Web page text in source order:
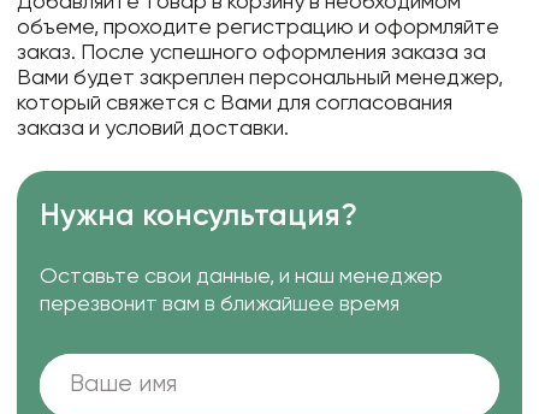
объеме, проходите регистрацию и оформляйте
заказ. После успешного оформления заказа за
Вами будет закреплен персональный менеджер,
который свяжется с Вами для согласования
заказа и условий доставки.
Нужна консультация?
Оставьте свои данные, и наш менеджер
перезвонит вам в ближайшее время